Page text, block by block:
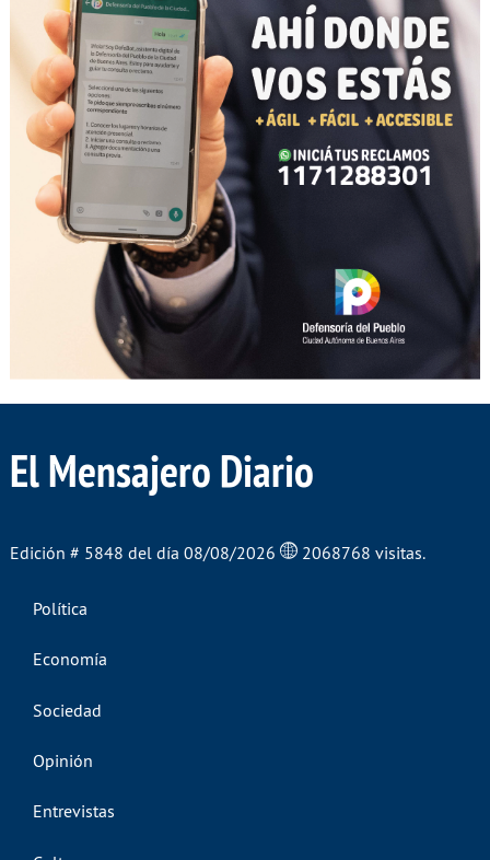
El Mensajero Diario
Edición # 5848 del día 08/08/2026 2068768 visitas.
Política
Economía
Sociedad
Opinión
Entrevistas